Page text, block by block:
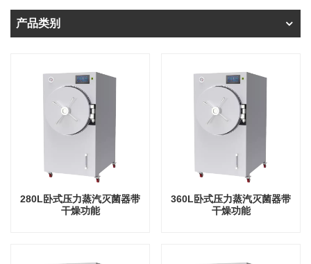
产品类别
280L卧式压力蒸汽灭菌器带
干燥功能
360L卧式压力蒸汽灭菌器带
干燥功能